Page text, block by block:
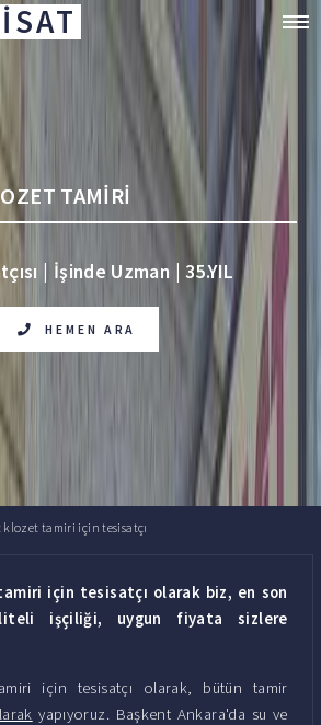
TAMİRİ
| İşinde Uzman | 35.YIL
HEMEN ARA
tamiri için tesisatçı
için tesisatçı olarak biz, en son
işçiliği, uygun fiyata sizlere
için tesisatçı olarak, bütün tamir
yapıyoruz. Başkent Ankara'da su ve